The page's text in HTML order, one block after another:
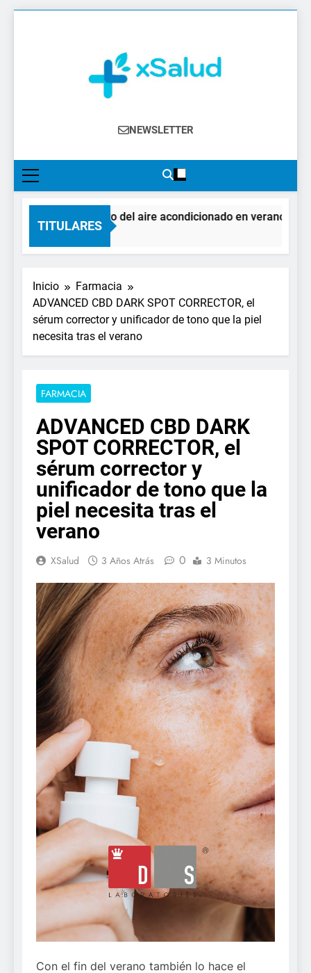
XSalud
Noticias Del Sector Salud. Congresos Y
Farmacéutica, Atención Primaria,
Especialistas, Farmacia, Etc…
NEWSLETTER
TITULARES
El impacto del aire acondicionado en verano:
2 Días Atrás
Inicio
Farmacia
ADVANCED CBD DARK SPOT CORRECTOR, el
sérum corrector y unificador de tono que la piel
necesita tras el verano
FARMACIA
ADVANCED CBD DARK
SPOT CORRECTOR, el
sérum corrector y
unificador de tono que la
piel necesita tras el
verano
XSalud 3 Años Atrás 0 3 Minutos
Con el fin del verano también lo hace el